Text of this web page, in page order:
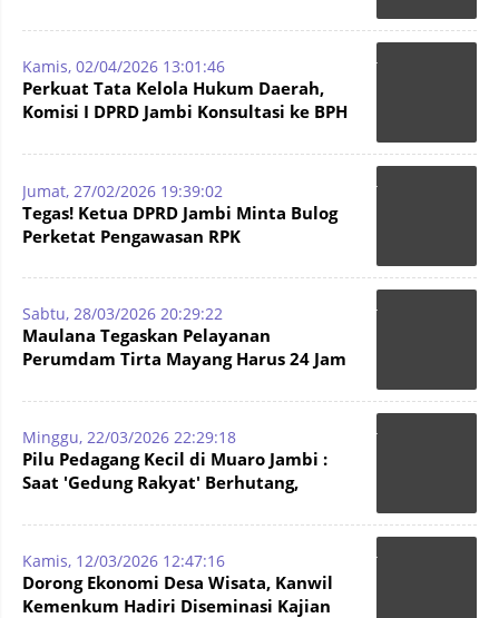
Kamis, 02/04/2026 13:01:46
Perkuat Tata Kelola Hukum Daerah,
Komisi I DPRD Jambi Konsultasi ke BPH
Jumat, 27/02/2026 19:39:02
Tegas! Ketua DPRD Jambi Minta Bulog
Perketat Pengawasan RPK
Sabtu, 28/03/2026 20:29:22
Maulana Tegaskan Pelayanan
Perumdam Tirta Mayang Harus 24 Jam
Minggu, 22/03/2026 22:29:18
Pilu Pedagang Kecil di Muaro Jambi :
Saat 'Gedung Rakyat' Berhutang,
Kamis, 12/03/2026 12:47:16
Dorong Ekonomi Desa Wisata, Kanwil
Kemenkum Hadiri Diseminasi Kajian